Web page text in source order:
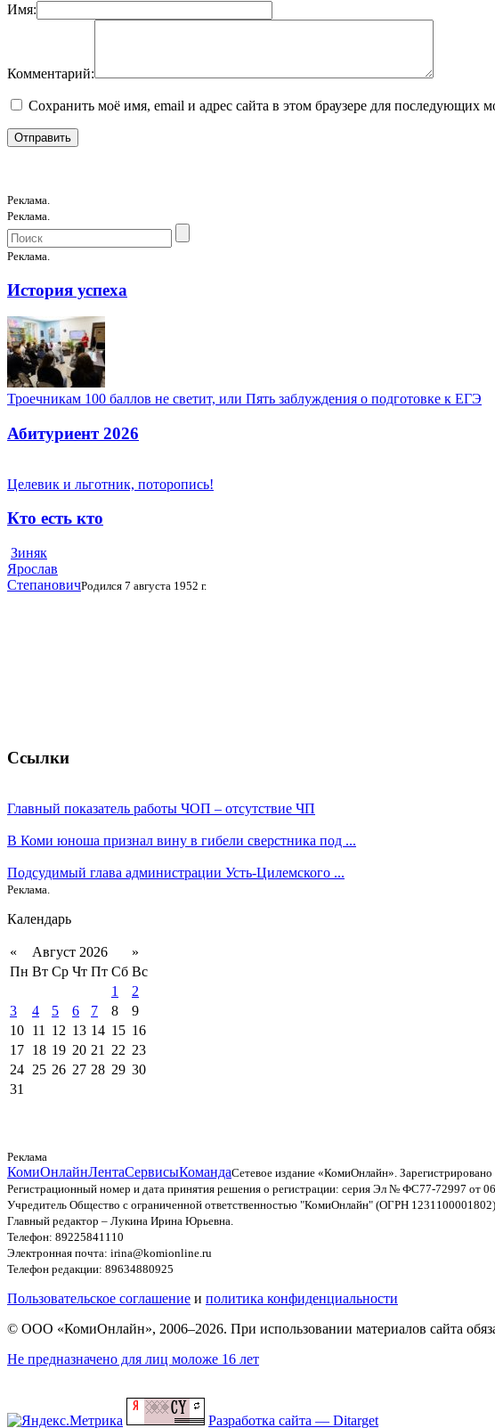
Имя:
Комментарий:
Сохранить моё имя, email и адрес сайта в этом браузере для последующих
Реклама.
Реклама.
Реклама.
История успеха
Троечникам 100 баллов не светит, или Пять заблуждения о подготовке к ЕГЭ
Абитуриент 2026
Целевик и льготник, поторопись!
Кто есть кто
Зиняк
Ярослав
СтепановичРодился 7 августа 1952 г.
Ссылки
Главный показатель работы ЧОП – отсутствие ЧП
В Коми юноша признал вину в гибели сверстника под ...
Подсудимый глава администрации Усть-Цилемского ...
Реклама.
Календарь
« Август 2026
»
Пн Вт Ср Чт Пт Сб Вс
1
2
3
4 5 6 7 8
9
10 11 12 13 14 15 16
17 18 19 20 21 22 23
24 25 26 27 28 29 30
31
Реклама
КомиОнлайнЛентаСервисыКомандаСетевое издание «КомиОнлайн».
Регистрационный номер и дата принятия решения о регистрации: серия Эл № ФС77-72997 от
Учредитель Общество с ограниченной ответственностью "КомиОнлайн" (ОГРН 1231100001802)
Главный редактор – Лукина Ирина Юрьевна.
Телефон: 89225841110
Электронная почта: irina@komionline.ru
Телефон редакции: 89634880925
Пользовательское соглашение и политика конфиденциальности
© ООО «КомиОнлайн», 2006–2026. При использовании материалов сайта
Не предназначено для лиц моложе 16 лет
Разработка сайта — Ditarget